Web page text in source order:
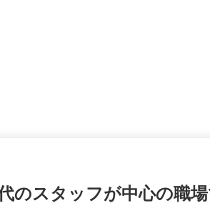
のスタッフが中心の職